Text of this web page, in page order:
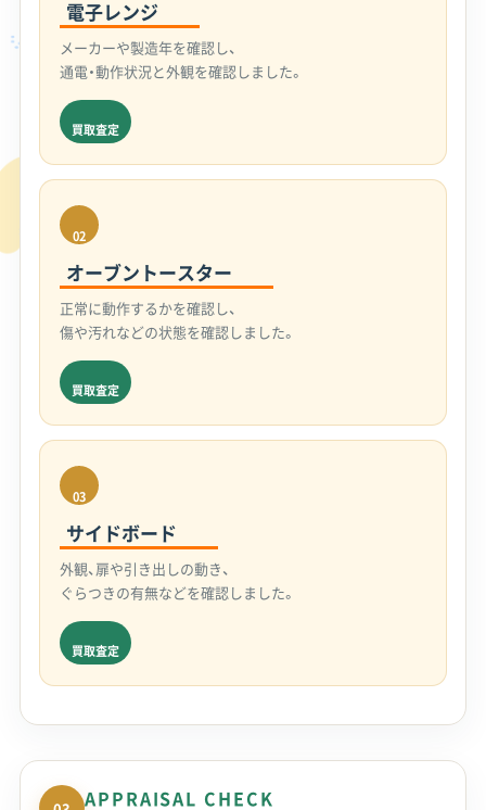
電子レンジ
メーカーや製造年を確認し、
通電・動作状況と外観を確認しました。
買取査定
02
オーブントースター
正常に動作するかを確認し、
傷や汚れなどの状態を確認しました。
買取査定
03
サイドボード
外観、扉や引き出しの動き、
ぐらつきの有無などを確認しました。
買取査定
APPRAISAL CHECK